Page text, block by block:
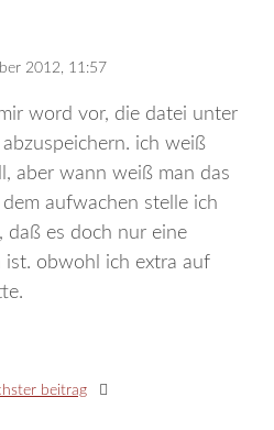
2012, 11:57
word vor, die datei unter
ich weiß
aber wann weiß man das
aufwachen stelle ich
daß es doch nur eine
ist. obwohl ich extra auf
beitrag